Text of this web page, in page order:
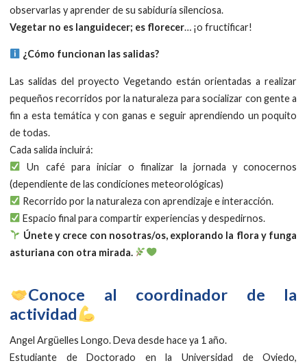
observarlas y aprender de su sabiduría silenciosa.
Vegetar no es languidecer; es florecer… ¡o fructificar!
¿Cómo funcionan las salidas?
Las salidas del proyecto Vegetando están orientadas a realizar
pequeños recorridos por la naturaleza para socializar con gente a
fin a esta temática y con ganas e seguir aprendiendo un poquito
de todas.
Cada salida incluirá:
Un café para iniciar o finalizar la jornada y conocernos
(dependiente de las condiciones meteorológicas)
Recorrido por la naturaleza con aprendizaje e interacción.
Espacio final para compartir experiencias y despedirnos.
Únete y crece con nosotras/os, explorando la flora y funga
asturiana con otra mirada.
Conoce al coordinador de la
actividad
Angel Argüelles Longo. Deva desde hace ya 1 año.
Estudiante de Doctorado en la Universidad de Oviedo,